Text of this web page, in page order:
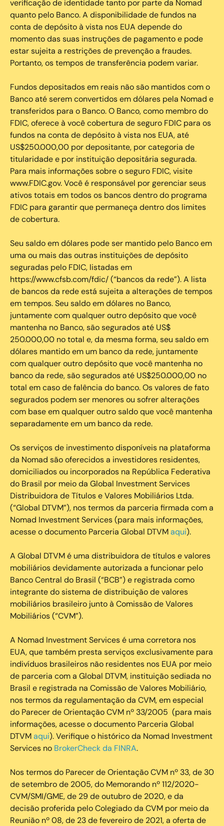
verificação de identidade tanto por parte da Nomad
quanto pelo Banco. A disponibilidade de fundos na
conta de depósito à vista nos EUA depende do
momento das suas instruções de pagamento e pode
estar sujeita a restrições de prevenção a fraudes.
Portanto, os tempos de transferência podem variar.
Fundos depositados em reais não são mantidos com o
Banco até serem convertidos em dólares pela Nomad e
transferidos para o Banco. O Banco, como membro do
FDIC, oferece à você cobertura de seguro FDIC para os
fundos na conta de depósito à vista nos EUA, até
US$250.000,00 por depositante, por categoria de
titularidade e por instituição depositária segurada.
Para mais informações sobre o seguro FDIC, visite
www.FDIC.gov. Você é responsável por gerenciar seus
ativos totais em todos os bancos dentro do programa
FDIC para garantir que permaneça dentro dos limites
de cobertura.
Seu saldo em dólares pode ser mantido pelo Banco em
uma ou mais das outras instituições de depósito
seguradas pelo FDIC, listadas em
https://www.cfsb.com/fdic/ (“bancos da rede”). A lista
de bancos da rede está sujeita a alterações de tempos
em tempos. Seu saldo em dólares no Banco,
juntamente com qualquer outro depósito que você
mantenha no Banco, são segurados até US$
250.000,00 no total e, da mesma forma, seu saldo em
dólares mantido em um banco da rede, juntamente
com qualquer outro depósito que você mantenha no
banco da rede, são segurados até US$250.000,00 no
total em caso de falência do banco. Os valores de fato
segurados podem ser menores ou sofrer alterações
com base em qualquer outro saldo que você mantenha
separadamente em um banco da rede.
Os serviços de investimento disponíveis na plataforma
da Nomad são oferecidos a investidores residentes,
domiciliados ou incorporados na República Federativa
do Brasil por meio da Global Investment Services
Distribuidora de Títulos e Valores Mobiliários Ltda.
(“Global DTVM”), nos termos da parceria firmada com a
Nomad Investment Services (para mais informações,
acesse o documento Parceria Global DTVMaqui).
A Global DTVM é uma distribuidora de títulos e valores
mobiliários devidamente autorizada a funcionar pelo
Banco Central do Brasil (“BCB”) e registrada como
integrante do sistema de distribuição de valores
mobiliários brasileiro junto à Comissão de Valores
Mobiliários (“CVM”).
‍A Nomad Investment Services é uma corretora nos
EUA, que também presta serviços exclusivamente para
indivíduos brasileiros não residentes nos EUA por meio
de parceria com a Global DTVM, instituição sediada no
Brasil e registrada na Comissão de Valores Mobiliário,
nos termos da regulamentação da CVM, em especial
do Parecer de Orientação CVM nº 33/2005 (para mais
informações, acesse o documento Parceria Global
DTVMaqui). Verifique o histórico da Nomad Investment
Services no BrokerCheck da FINRA.
Nos termos do Parecer de Orientação CVM nº 33, de 30
de setembro de 2005, do Memorando nº 112/2020-
CVM/SMI/GME, de 29 de outubro de 2020, e da
decisão proferida pelo Colegiado da CVM por meio da
Reunião nº 08, de 23 de fevereiro de 2021, a oferta de